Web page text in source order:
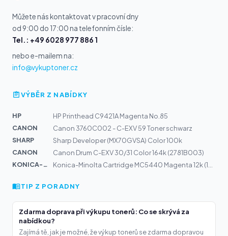
Můžete nás kontaktovat v pracovní dny
od 9:00 do 17:00 na telefonním čísle:
Tel.: +49 6028 977 886 1
nebo e-mailem na:
info@vykuptoner.cz
VÝBĚR Z NABÍDKY
HP
HP Printhead C9421A Magenta No.85
CANON
Canon 3760C002 - C-EXV 59 Toner schwarz
SHARP
Sharp Developer (MX70GVSA) Color 100k
CANON
Canon Drum C-EXV 30/31 Color 164k (2781B003)
KONICA-MIN...
TIP Z PORADNY
Zdarma doprava při výkupu tonerů: Co se skrývá za
nabídkou?
Zajímá tě, jak je možné, že výkup tonerů se zdarma dopravou